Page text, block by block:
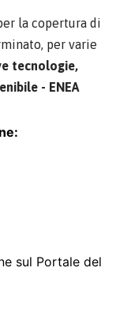
la copertura di
per varie
tecnologie,
- ENEA
sul Portale del